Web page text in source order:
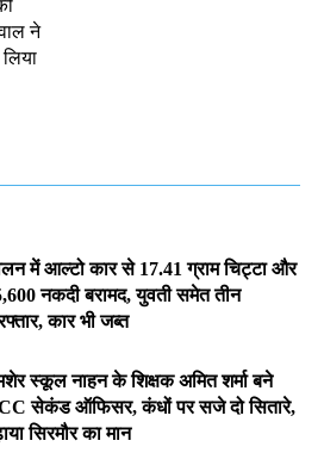
ने
में आल्टो कार से 17.41 ग्राम चिट्टा और
नकदी बरामद, युवती समेत तीन
कार भी जब्त
स्कूल नाहन के शिक्षक अमित शर्मा बने
सेकंड ऑफिसर, कंधों पर सजे दो सितारे,
सिरमौर का मान